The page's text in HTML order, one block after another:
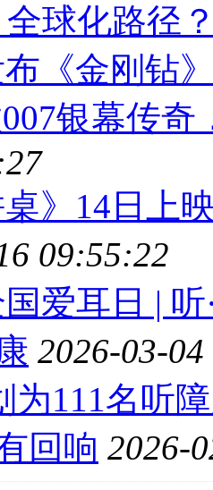
球化路径
布《金刚钻
银幕传
桌》14日上
09:55:22
国爱耳日 |
2026-03-
为111名听
回响 2026-